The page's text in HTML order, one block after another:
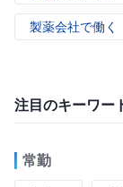
製薬会社で働く
注目のキーワー
常勤